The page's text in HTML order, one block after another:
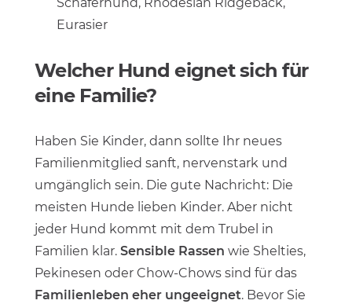
Eurasier
Welcher Hund eignet sich für
eine Familie?
Haben Sie Kinder, dann sollte Ihr neues
Familienmitglied sanft, nervenstark und
umgänglich sein. Die gute Nachricht: Die
meisten Hunde lieben Kinder. Aber nicht
jeder Hund kommt mit dem Trubel in
Familien klar. Sensible Rassen wie Shelties,
Pekinesen oder Chow-Chows sind für das
Familienleben eher ungeeignet. Bevor Sie